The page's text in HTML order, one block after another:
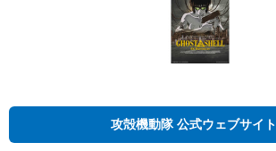
攻殻機動隊 公式ウェブサイト